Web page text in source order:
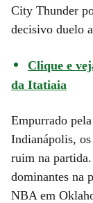
City Thunder
decisivo duelo
Clique e
da Itatiaia
Empurrado
Indianápolis,
ruim na
dominantes na
NBA em